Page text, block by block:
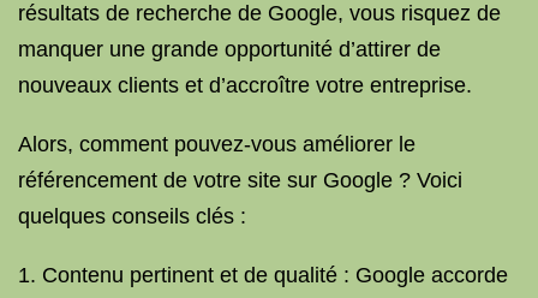
résultats de recherche de Google, vous risquez de
manquer une grande opportunité d’attirer de
nouveaux clients et d’accroître votre entreprise.
Alors, comment pouvez-vous améliorer le
référencement de votre site sur Google ? Voici
quelques conseils clés :
Contenu pertinent et de qualité : Google accorde